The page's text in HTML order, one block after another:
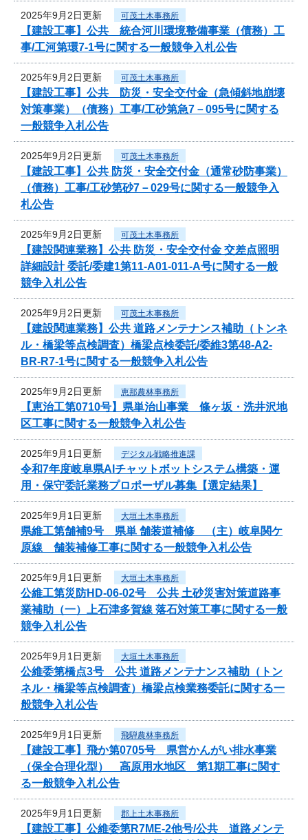
2025年9月2日更新 可茂土木事務所
【建設工事】公共 統合河川環境整備事業（債務）工
事/工河第環7-1号に関する一般競争入札公告
2025年9月2日更新 可茂土木事務所
【建設工事】公共 防災・安全交付金（急傾斜地崩壊
対策事業）（債務）工事/工砂第急7－095号に関する
一般競争入札公告
2025年9月2日更新 可茂土木事務所
【建設工事】公共 防災・安全交付金（通常砂防事業）
（債務）工事/工砂第砂7－029号に関する一般競争入
札公告
2025年9月2日更新 可茂土木事務所
【建設関連業務】公共 防災・安全交付金 交差点照明
詳細設計 委託/委建1第11-A01-011-A号に関する一般
競争入札公告
2025年9月2日更新 可茂土木事務所
【建設関連業務】公共 道路メンテナンス補助（トンネ
ル・橋梁等点検調査）橋梁点検委託/委維3第48-A2-
BR-R7-1号に関する一般競争入札公告
2025年9月2日更新 恵那農林事務所
【恵治工第0710号】県単治山事業 條ヶ坂・洗井沢地
区工事に関する一般競争入札公告
2025年9月1日更新 デジタル戦略推進課
令和7年度岐阜県AIチャットボットシステム構築・運
用・保守委託業務プロポーザル募集【選定結果】
2025年9月1日更新 大垣土木事務所
県維工第舗補9号 県単 舗装道補修 （主）岐阜関ケ
原線 舗装補修工事に関する一般競争入札公告
2025年9月1日更新 大垣土木事務所
公維工第災防HD-06-02号 公共 土砂災害対策道路事
業補助（一）上石津多賀線 落石対策工事に関する一般
競争入札公告
2025年9月1日更新 大垣土木事務所
公維委第橋点3号 公共 道路メンテナンス補助（トン
ネル・橋梁等点検調査）橋梁点検業務委託に関する一
般競争入札公告
2025年9月1日更新 飛騨農林事務所
【建設工事】飛か第0705号 県営かんがい排水事業
（保全合理化型） 高原用水地区 第1期工事に関す
る一般競争入札公告
2025年9月1日更新 郡上土木事務所
【建設工事】公維委第R7ME-2他号/公共 道路メンテ